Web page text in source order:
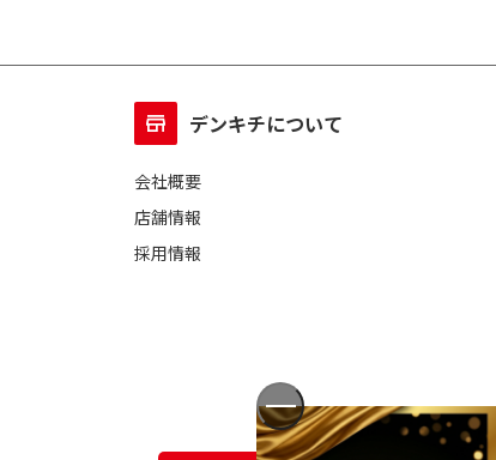
デンキチについて
会社概要
店舗情報
採用情報